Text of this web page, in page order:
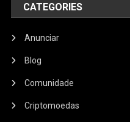
CATEGORIES
Anunciar
Blog
Comunidade
Criptomoedas